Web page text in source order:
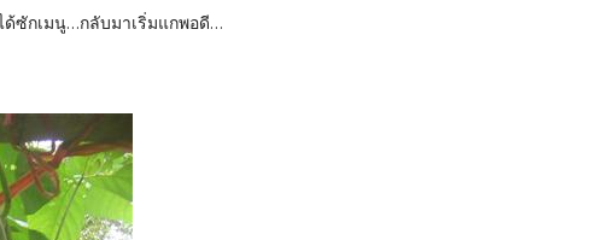
ซักเมนู...กลับมาเริ่มแกพอดี...